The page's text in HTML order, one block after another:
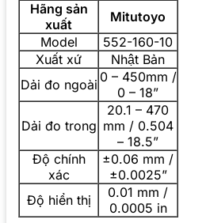
Hãng sản
xuất
Mitutoyo
Model
552-160-10
Xuất xứ
Nhật Bản
Dải đo ngoài 0 – 450mm /
0 – 18”
Dải đo trong
20.1 – 470
mm / 0.504
– 18.5”
Độ chính
xác
±0.06 mm /
±0.0025”
Độ hiển thị
0.01 mm /
0.0005 in